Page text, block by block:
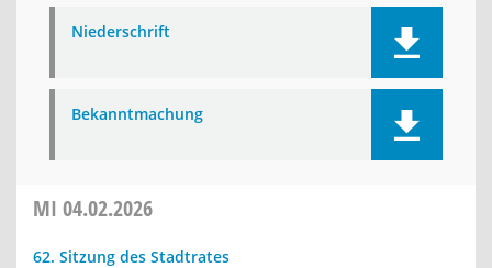
Niederschrift
Bekanntmachung
MI 04.02.2026
62. Sitzung des Stadtrates